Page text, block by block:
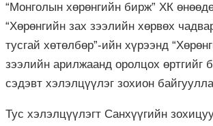
“Монголын хөрөнгийн бирж” ХК
“Хөрөнгийн зах зээлийн хөрвөх
тусгай хөтөлбөр”-ийн хүрээнд
зээлийн арилжаанд оролцох өртгийг
сэдэвт хэлэлцүүлэг зохион
Тус хэлэлцүүлэгт Санхүүгийн